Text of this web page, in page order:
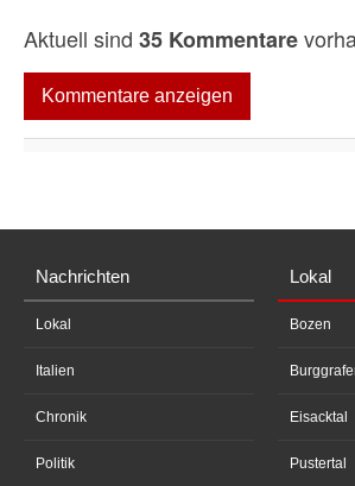
Aktuell sind 35 Kommentare
Kommentare anzeigen
Nachrichten
Lokal
Italien
Chronik
Politik
Lokal
Bozen
Eisacktal
Pustertal